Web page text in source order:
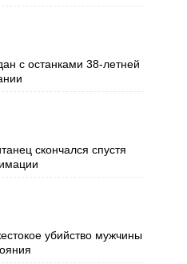
с останками 38-летней
скончался спустя
убийство мужчины